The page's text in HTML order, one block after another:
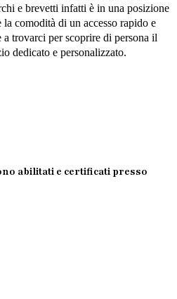
e brevetti infatti è in una posizione
comodità di un accesso rapido e
trovarci per scoprire di persona il
dedicato e personalizzato.
abilitati e certificati presso